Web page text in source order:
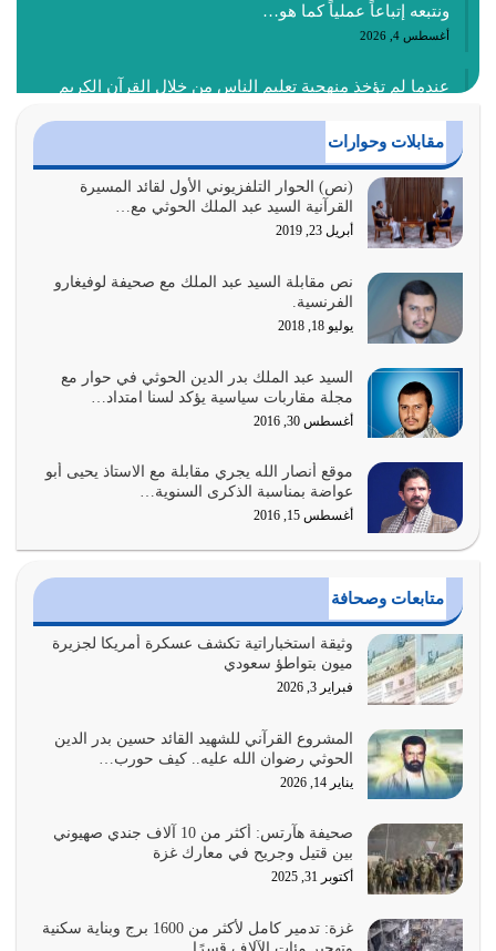
ونتبعه إتباعاً عملياً كما هو…
أغسطس 4, 2026
عندما لم تؤخذ منهجية تعليم الناس من خلال القرآن الكريم
أغسطس 3, 2026
الغاية من الصلاة هو ذكر الله (أقم الصلاة لذكري) إضافة إلى
{وَأَعِدُّوا لَهُمْ مَا…
أغسطس 2, 2026
السبب الرئيسي لشقاء الأمة الابتعاد عن كتاب الله والتعدي
لحدود الله بالإضافات للدين
أغسطس 1, 2026
أبرز أسباب الشقاء هو الإعراض عن ذكر الله وعن هدى الله
المتمثل في القرآن الكريم
يوليو 31, 2026
أولياء الشيطان كلما كانوا أكثر ولاءً وطاعة للشيطان كلما كانوا
أكثر ضعفاً
يوليو 30, 2026
وعد الله تعالى من يُقتل في سبيله بالحياة الأبدية والرزق
والاستبشار والنجاة والخلود في…
يوليو 29, 2026
القرآن الكريم هو أهم مصدر لمعرفة رسول الله معرفة سيرته
معرفة شخصيته معرفة عظمته
هل نحن من الصالحين؟ قيِّم نفسك هنا اترك القرآن على أصله
وأعرض نفسك، وأعرض ما لديك على…
يوليو 27, 2026
عندما يكون عدوك هو عدو الله معناه أن تكون نقاط الضعف
فيه كثيرة وسينصرك الله عليه إذا…
يوليو 26, 2026
مقابلات وحوارات
(نص) الحوار التلفزيوني الأول لقائد المسيرة
القرآنية السيد عبد الملك الحوثي مع…
أبريل 23, 2019
نص مقابلة السيد عبد الملك مع صحيفة لوفيغارو
الفرنسية.
يوليو 18, 2018
السيد عبد الملك بدر الدين الحوثي في حوار مع
مجلة مقاربات سياسية يؤكد لسنا امتداد…
أغسطس 30, 2016
موقع أنصار الله يجري مقابلة مع الاستاذ يحيى أبو
عواضة بمناسبة الذكرى السنوية…
أغسطس 15, 2016
متابعات وصحافة
وثيقة استخباراتية تكشف عسكرة أمريكا لجزيرة
ميون بتواطؤ سعودي
فبراير 3, 2026
المشروع القرآني للشهيد القائد حسين بدر الدين
الحوثي رضوان الله عليه.. كيف حورب…
يناير 14, 2026
صحيفة هآرتس: أكثر من 10 آلاف جندي صهيوني
بين قتيل وجريح في معارك غزة
أكتوبر 31, 2025
غزة: تدمير كامل لأكثر من 1600 برج وبناية سكنية